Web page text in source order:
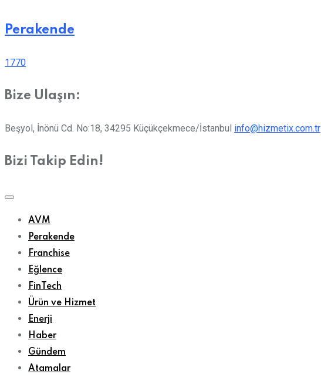
Perakende
1770
Bize Ulaşın:
Beşyol, İnönü Cd. No:18, 34295 Küçükçekmece/İstanbul info@hizmetix.com.tr
Bizi Takip Edin!
AVM
Perakende
Franchise
Eğlence
FinTech
Ürün ve Hizmet
Enerji
Haber
Gündem
Atamalar